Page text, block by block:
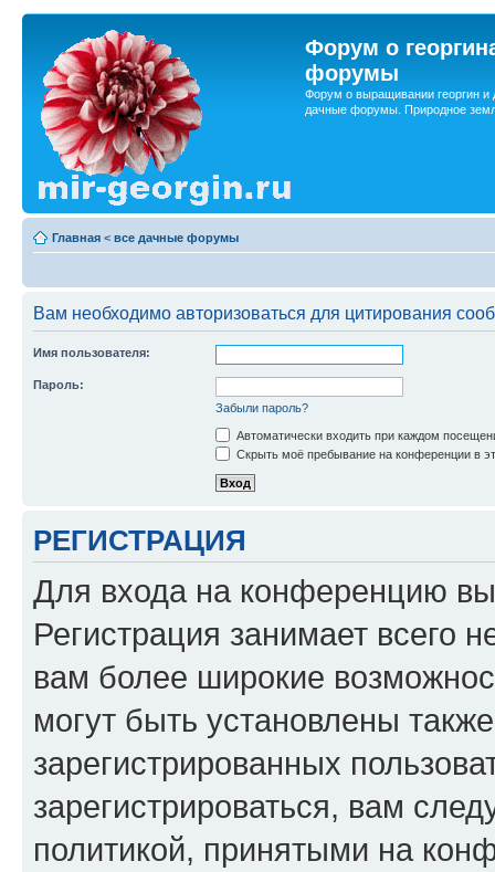
Форум о
форумы
Форум о выращивании георгин и
дачные форумы. Природное
Главная < все дачные форумы
Вам необходимо авторизоваться для цитирования
Имя пользователя:
Пароль:
Забыли пароль?
Автоматически входить при каждом
Скрыть моё пребывание на конференции в
РЕГИСТРАЦИЯ
Для входа на конференцию
Регистрация занимает всего
вам более широкие
могут быть установлены
зарегистрированных
зарегистрироваться, вам
политикой, принятыми на